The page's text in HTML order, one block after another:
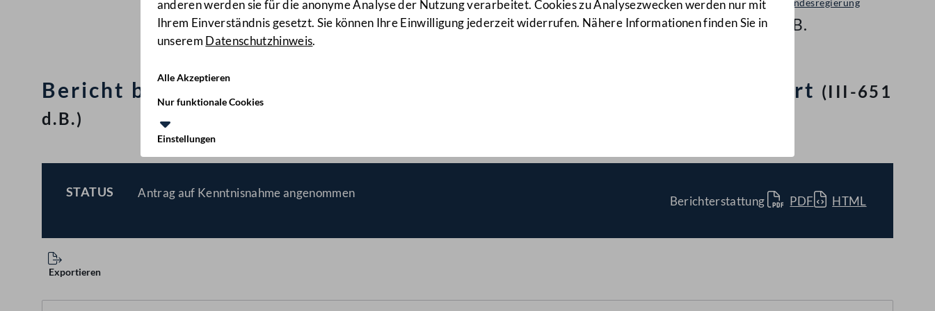
anderen werden sie für die anonyme Analyse der Nutzung verarbeitet. Cookies zu Analysezwecken werden nur mit
Ihrem Einverständnis gesetzt. Sie können Ihre Einwilligung jederzeit widerrufen. Nähere Informationen finden Sie in
unserem Datenschutzhinweis.
Alle Akzeptieren
Nur funktionale Cookies
Einstellungen
Bericht der Bundesregierung
III-651 d.B.
Bericht betreffend Prüfung des rechtlichen Rahmens für den E-Sport (III-651
d.B.)
STATUS
Antrag auf Kenntnisnahme angenommen
Berichterstattung PDF HTML
Exportieren